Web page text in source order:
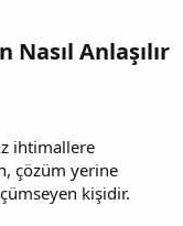
Anlaşılır
ihtimallere
çözüm yerine
kişidir.